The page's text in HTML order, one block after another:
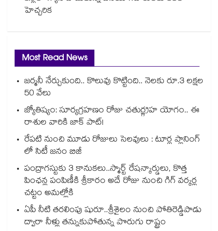
హెచ్చరిక
Most Read News
జర్మనీ నేర్చుకుంది.. కొలువు కొట్టింది.. నెలకు రూ.3 లక్షల
50 వేలు
జ్యోతిష్యం: సూర్యగ్రహణం రోజు చతుర్గ్రహ యోగం.. ఈ
రాశుల వారికి జాక్ పాట్!
రేపటి నుంచి మూడు రోజులు సెలవులు : టూర్ల ప్లానింగ్
లో సిటీ జనం బిజీ
పంద్రాగస్టుకు 3 కానుకలు..స్మార్ట్ రేషన్కార్డులు, కొత్త
పింఛన్ల పంపిణీకి శ్రీకారం అదే రోజు నుంచి గిగ్ వర్కర్ల
చట్టం అమల్లోకి
ఏపీ నీటి తరలింపు షురూ..శ్రీశైలం నుంచి పోతిరెడ్డిపాడు
ద్వారా నీళ్లు తన్నుకుపోతున్న పొరుగు రాష్ట్రం